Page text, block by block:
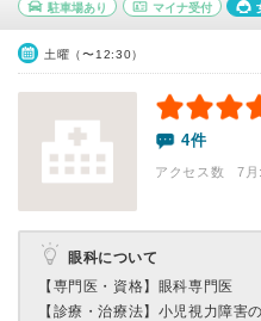
駐車場あり マイナ受付
土曜（〜12:30）
4件
アクセス数 7月:
眼科について
【専門医・資格】 眼科専門医
【診療・治療法】 小児視力障害